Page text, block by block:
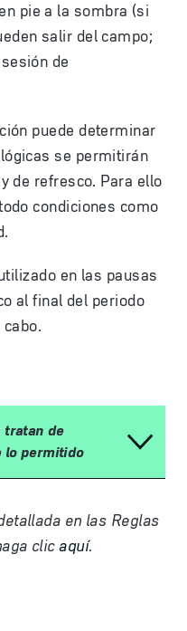
pie a la sombra (si
salir del campo;
de
puede determinar
se permitirán
de refresco. Para ello
condiciones como
en las pausas
al final del periodo
tratan de
lo permitido
en las Reglas
clicaquí.